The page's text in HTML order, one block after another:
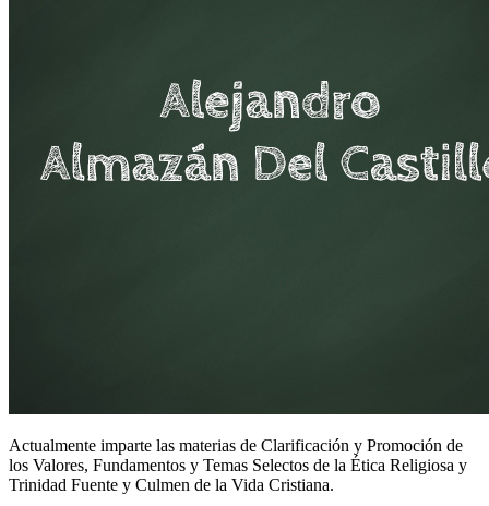
Actualmente imparte las materias de Clarificación y Promoción de
los Valores, Fundamentos y Temas Selectos de la Ética Religiosa y
Trinidad Fuente y Culmen de la Vida Cristiana.